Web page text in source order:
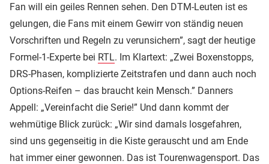
Fan will ein geiles Rennen sehen. Den DTM-Leuten ist es
gelungen, die Fans mit einem Gewirr von ständig neuen
Vorschriften und Regeln zu verunsichern”, sagt der heutige
Formel-1-Experte bei RTL. Im Klartext: „Zwei Boxenstopps,
DRS-Phasen, komplizierte Zeitstrafen und dann auch noch
Options-Reifen – das braucht kein Mensch.” Danners
Appell: „Vereinfacht die Serie!” Und dann kommt der
wehmütige Blick zurück: „Wir sind damals losgefahren,
sind uns gegenseitig in die Kiste gerauscht und am Ende
hat immer einer gewonnen. Das ist Tourenwagensport. Das